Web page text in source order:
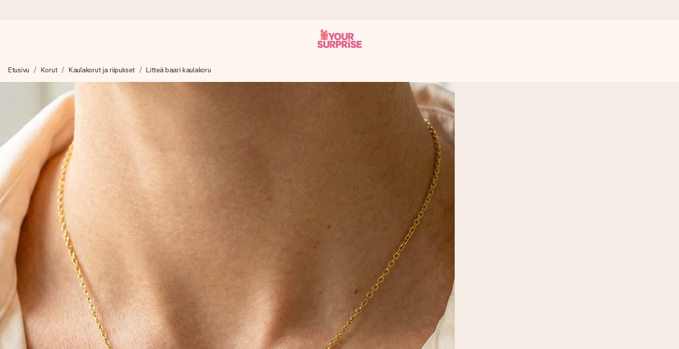
Valmistamme lahjasi huolella ja lähetämme sen hetkessä, jotta voit antaa sen juuri oikeaan aikaan, kun sillä on eniten
merkitystä.
4,8 (+15 000 arvostelun perusteella)
Lahjamme inspiroivat. Asiakkaiden arvosana on 4,8 Google Reviewsissä.
Ilmainen tervehdyskortti
Tilaa tänään – personoitu lahja valmistuu ja lähtee matkaan nopeammin kuin ehdit sanoa “yllätys!”
Etusivu Korut Kaulakorut ja riipukset Litteä baari kaulakoru